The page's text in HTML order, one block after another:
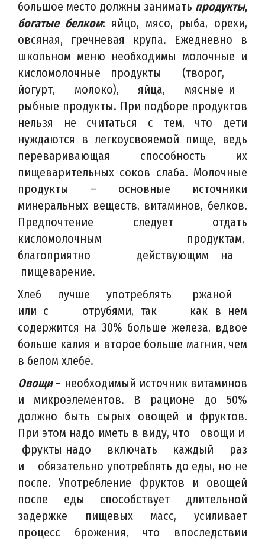
большое место должны занимать продукты,
богатые белком: яйцо, мясо, рыба, орехи,
овсяная, гречневая крупа. Ежедневно в
школьном меню необходимы молочные и
кисломолочные продукты (творог,
йогурт, молоко), яйца, мясные и
рыбные продукты. При подборе продуктов
нельзя не считаться с тем, что дети
нуждаются в легкоусвояемой пище, ведь
переваривающая способность их
пищеварительных соков слаба. Молочные
продукты – основные источники
минеральных веществ, витаминов, белков.
Предпочтение следует отдать
кисломолочным продуктам,
благоприятно действующим на
пищеварение.
Хлеб лучше употреблять ржаной
или с отрубями, так как в нем
содержится на 30% больше железа, вдвое
больше калия и второе больше магния, чем
в белом хлебе.
Овощи– необходимый источник витаминов
и микроэлементов. В рационе до 50%
должно быть сырых овощей и фруктов.
При этом надо иметь в виду, что овощи и
фрукты надо включать каждый раз
и обязательно употреблять до еды, но не
после. Употребление фруктов и овощей
после еды способствует длительной
задержке пищевых масс, усиливает
процесс брожения, что впоследствии